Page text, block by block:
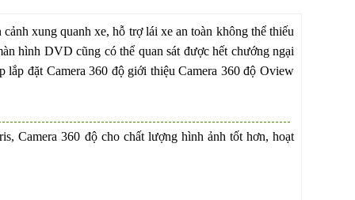
cảnh xung quanh xe, hỗ trợ lái xe an toàn không thể thiếu
hình DVD cũng có thể quan sát được hết chướng ngại
lắp đặt Camera 360 độ giới thiệu Camera 360 độ Oview
Camera 360 độ cho chất lượng hình ảnh tốt hơn, hoạt